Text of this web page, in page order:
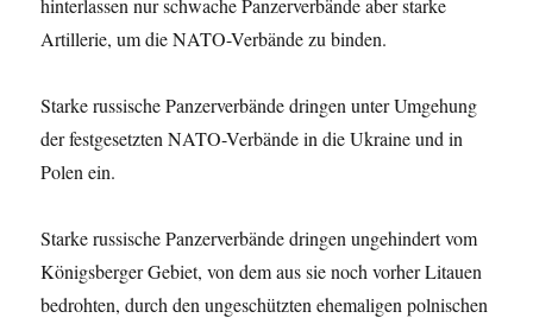
hinterlassen nur schwache Panzerverbände aber starke
Artillerie, um die NATO-Verbände zu binden.
Starke russische Panzerverbände dringen unter Umgehung
der festgesetzten NATO-Verbände in die Ukraine und in
Polen ein.
Starke russische Panzerverbände dringen ungehindert vom
Königsberger Gebiet, von dem aus sie noch vorher Litauen
bedrohten, durch den ungeschützten ehemaligen polnischen